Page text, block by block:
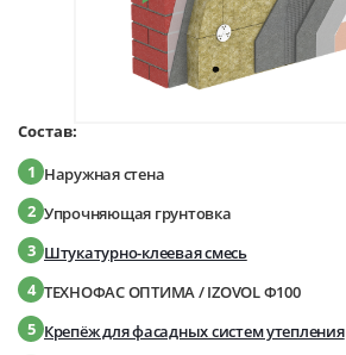
Состав:
1 Наружная стена
2 Упрочняющая грунтовка
3 Штукатурно-клеевая смесь
4 ТЕХНОФАС ОПТИМА / IZOVOL Ф100
5 Крепёж для фасадных систем утепления